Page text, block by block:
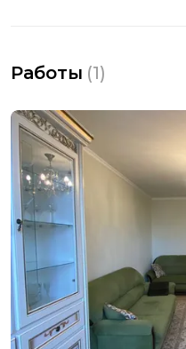
Работы (1)